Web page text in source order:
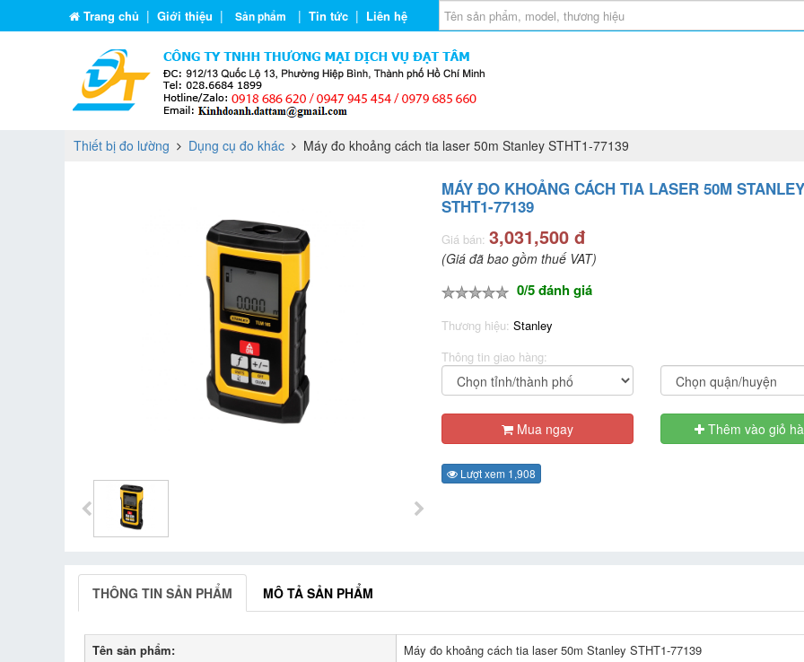
Trang chủ | Giới thiệu | Sản phẩm | Tin tức | Liên hệ
Thiết bị đo lường Dụng cụ đo khác Máy đo khoảng cách tia laser 50m Stanley STHT1-77139
MÁY ĐO KHOẢNG CÁCH TIA LASER 50M STANLEY
STHT1-77139
Giá bán: 3,031,500 đ
(Giá đã bao gồm thuế VAT)
0/5 đánh giá
Thương hiệu: Stanley
Thông tin giao hàng:
Mua ngay Thêm vào giỏ
Lượt xem 1,908
THÔNG TIN SẢN PHẨM MÔ TẢ SẢN PHẨM
Tên sản phẩm:
Máy đo khoảng cách tia laser 50m Stanley STHT1-77139